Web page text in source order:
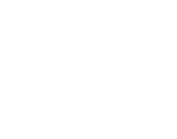
BMW X3 XDRIVE30E